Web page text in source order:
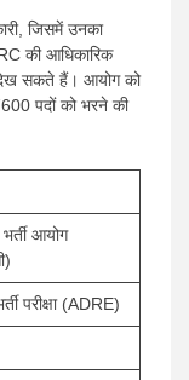
जिसमें उनका
की आधिकारिक
देख सकते हैं। आयोग को
पदों को भरने की
आयोग
परीक्षा (ADRE)